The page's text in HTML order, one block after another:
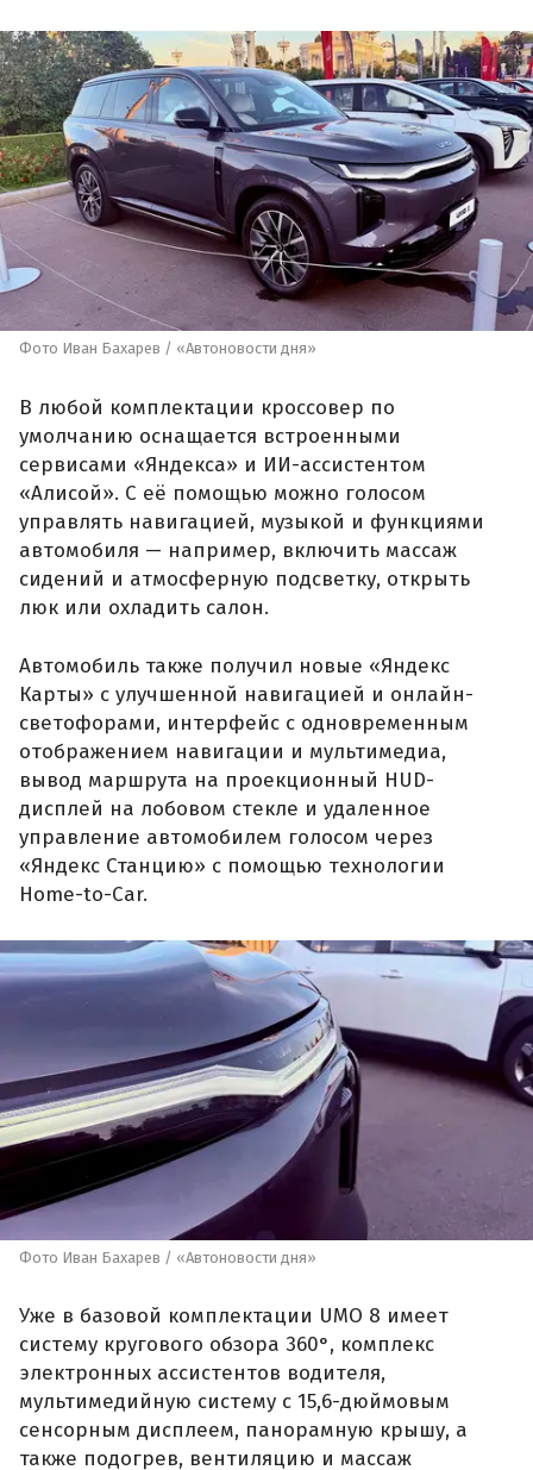
Фото Иван Бахарев / «Автоновости дня»
В любой комплектации кроссовер по
умолчанию оснащается встроенными
сервисами «Яндекса» и ИИ-ассистентом
«Алисой». С её помощью можно голосом
управлять навигацией, музыкой и функциями
автомобиля — например, включить массаж
сидений и атмосферную подсветку, открыть
люк или охладить салон.
Автомобиль также получил новые «Яндекс
Карты» с улучшенной навигацией и онлайн-
светофорами, интерфейс с одновременным
отображением навигации и мультимедиа,
вывод маршрута на проекционный HUD-
дисплей на лобовом стекле и удаленное
управление автомобилем голосом через
«Яндекс Станцию» с помощью технологии
Home-to-Car.
Фото Иван Бахарев / «Автоновости дня»
Уже в базовой комплектации UMO 8 имеет
систему кругового обзора 360°, комплекс
электронных ассистентов водителя,
мультимедийную систему с 15,6-дюймовым
сенсорным дисплеем, панорамную крышу, а
также подогрев, вентиляцию и массаж